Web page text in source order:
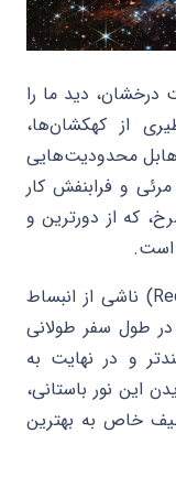
دید ما را
از کهکشان‌ها،
محدودیت‌هایی
و فرابنفش کار
که از دورترین و
است.
به دلیل پدیده «انتقال به سرخ» (Redshift) ناشی از انبساط
در طول سفر طولانی
و در نهایت به
این نور باستانی،
طیف خاص به بهترین